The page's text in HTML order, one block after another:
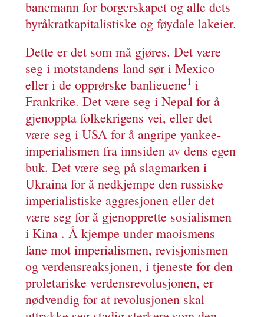
banemann for borgerskapet og alle dets
byråkratkapitalistiske og føydale lakeier.
Dette er det som må gjøres. Det være
seg i motstandens land sør i Mexico
eller i de opprørske banlieuene1 i
Frankrike. Det være seg i Nepal for å
gjenoppta folkekrigens vei, eller det
være seg i USA for å angripe yankee-
imperialismen fra innsiden av dens egen
buk. Det være seg på slagmarken i
Ukraina for å nedkjempe den russiske
imperialistiske aggresjonen eller det
være seg for å gjenopprette sosialismen
i Kina . Å kjempe under maoismens
fane mot imperialismen, revisjonismen
og verdensreaksjonen, i tjeneste for den
proletariske verdensrevolusjonen, er
nødvendig for at revolusjonen skal